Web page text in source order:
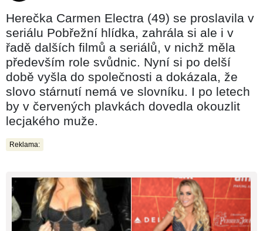
Herečka Carmen Electra (49) se proslavila v
seriálu Pobřežní hlídka, zahrála si ale i v
řadě dalších filmů a seriálů, v nichž měla
především role svůdnic. Nyní si po delší
době vyšla do společnosti a dokázala, že
slovo stárnutí nemá ve slovníku. I po letech
by v červených plavkách dovedla okouzlit
lecjakého muže.
Reklama: